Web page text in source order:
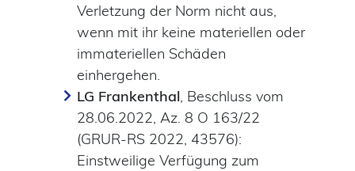
Verletzung der Norm nicht aus,
wenn mit ihr keine materiellen oder
immateriellen Schäden
einhergehen.
LG Frankenthal, Beschluss vom
28.06.2022, Az. 8 O 163/22
(GRUR-RS 2022, 43576):
Einstweilige Verfügung zum